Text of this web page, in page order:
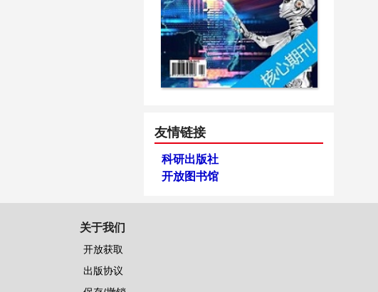
友情链接
科研出版社
开放图书馆
关于我们
开放获取
出版协议